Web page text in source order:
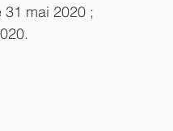
mai 2020 ;